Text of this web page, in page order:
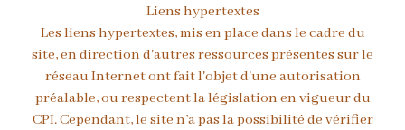
Liens hypertextes
Les liens hypertextes, mis en place dans le cadre du
site, en direction d'autres ressources présentes sur le
réseau Internet ont fait l'objet d'une autorisation
préalable, ou respectent la législation en vigueur du
CPI. Cependant, le site n’a pas la possibilité de vérifier